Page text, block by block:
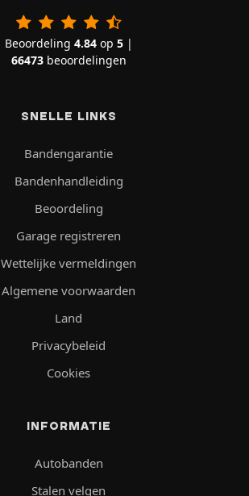
Beoordeling 4.84op 5|
66473beoordelingen
SNELLE LINKS
Bandengarantie
Bandenhandleiding
Beoordeling
Garage registreren
Wettelijke vermeldingen
Algemene voorwaarden
Land
Privacybeleid
Cookies
INFORMATIE
Autobanden
Stalen velgen